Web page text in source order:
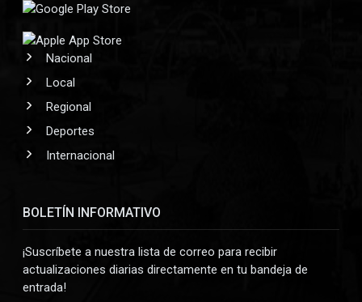
Nacional
Local
Regional
Deportes
Internacional
BOLETÍN INFORMATIVO
¡Suscríbete a nuestra lista de correo para recibir
actualizaciones diarias directamente en tu bandeja de
entrada!